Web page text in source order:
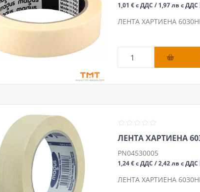
1,01 € с ДДС / 1,97 лв с ДДС
ЛЕНТА ХАРТИЕНА
ЛЕНТА ХАРТИЕНА
PN04530005
1,24 € с ДДС / 2,42 лв с ДДС
ЛЕНТА ХАРТИЕНА